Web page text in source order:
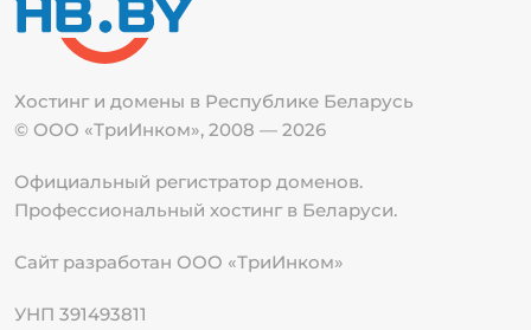
Хостинг и домены в Республике Беларусь
© ООО «ТриИнком», 2008 — 2026
Официальный регистратор доменов.
Профессиональный хостинг в Беларуси.
Сайт разработан ООО «ТриИнком»
УНП 391493811